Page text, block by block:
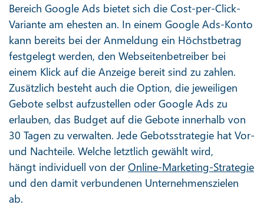
Bereich Google Ads bietet sich die Cost-per-Click-
Variante am ehesten an. In einem Google Ads-Konto
kann bereits bei der Anmeldung ein Höchstbetrag
festgelegt werden, den Webseitenbetreiber bei
einem Klick auf die Anzeige bereit sind zu zahlen.
Zusätzlich besteht auch die Option, die jeweiligen
Gebote selbst aufzustellen oder Google Ads zu
erlauben, das Budget auf die Gebote innerhalb von
30 Tagen zu verwalten. Jede Gebotsstrategie hat Vor-
und Nachteile. Welche letztlich gewählt wird,
hängt individuell von derOnline-Marketing-Strategie
und den damit verbundenen Unternehmenszielen
ab.